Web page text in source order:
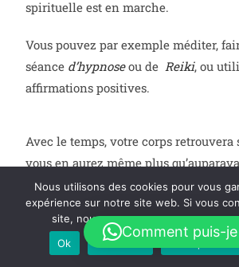
spirituelle est en marche.
Vous pouvez par exemple méditer,
séance d’hypnoseou deReiki, ou
affirmations positives.
Avec le temps, votre corps retrouvera
vous en aurez même plus
Le fait d’être totalement aligné avec
donne accès à un réservoir
important.
Comment puis-
Nous utilisons des cookies pour vous
expérience sur notre site web. Si vous
site, nous supposerons que vous en
Ok
Je refuse Politique de